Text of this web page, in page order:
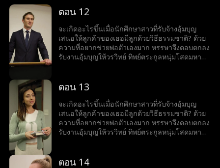
ตอน 12
จะเกิดอะไรขึ้นเมื่อนักศึกษาสาวที่รับจ้างอุ้มบุญ
เสนอให้ลูกค้าของเธอมีลูกด้วยวิธีธรรมชาติ? ด้วย
ความที่อยากช่วยพ่อตัวเองมาก หรรษาจึงตอบตกลง
รับงานอุ้มบุญให้วรวิทย์ ทิพย์ตระกูลหนุ่มโสดมหา
เลือนลาง หรรษาก็พบว่าตัวเองไม่อาจต้านทาน
รวิทย์รู้สึกเหมือนกันหรือเปล่า?
ตอน 13
จะเกิดอะไรขึ้นเมื่อนักศึกษาสาวที่รับจ้างอุ้มบุญ
เสนอให้ลูกค้าของเธอมีลูกด้วยวิธีธรรมชาติ? ด้วย
ความที่อยากช่วยพ่อตัวเองมาก หรรษาจึงตอบตกลง
รับงานอุ้มบุญให้วรวิทย์ ทิพย์ตระกูลหนุ่มโสดมหา
เลือนลาง หรรษาก็พบว่าตัวเองไม่อาจต้านทาน
ตอน 14